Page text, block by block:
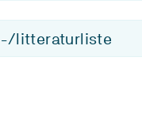
litteraturliste